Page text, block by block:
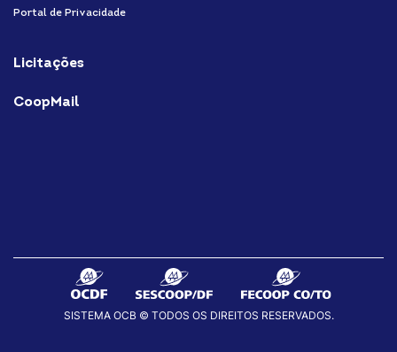
Portal de Privacidade
Licitações
CoopMail
SISTEMA OCB © TODOS OS DIREITOS RESERVADOS.